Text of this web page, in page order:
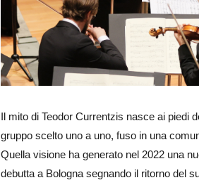
Il mito di Teodor Currentzis nasce ai piedi
gruppo scelto uno a uno, fuso in una
Quella visione ha generato nel 2022 una
debutta a Bologna segnando il ritorno del